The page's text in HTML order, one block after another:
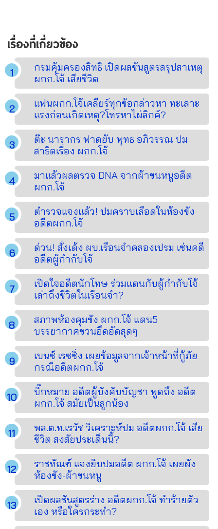
เรื่องที่เกี่ยวข้อง
กรมคุ้มครองสิทธิ เปิดผลชันสูตรสรุปสาเหตุ
ผกก.โจ้ เสียชีวิต
แฟนผกก.โจ้เคลียร์ทุกข้อกล่าวหา ทะเลาะ
แรงก่อนเกิดเหตุ?โทรหาไผ่ลิกค์?
ต๊ะ นารากร ฟาดยับ พุทธ อภิวรรณ ปม
สาธิตเรื่อง ผกก.โจ้
มาแล้วผลตรวจ DNA จากผ้าขนหนูอดีต
ผกก.โจ้
ตำรวจแจงแล้ว! ปมคราบเลือดในห้องขัง
อดีตผกก.โจ้
ด่วน! สั่งเด้ง ผบ.เรือนจำคลองเปรม เซ่นคดี
อดีตผู้กำกับโจ้
เปิดใจอดีตนักโทษ ร่วมแดนกับผู้กำกับโจ้
เล่าถึงชีวิตในเรือนจำ?
สภาพห้องคุมขัง ผกก.โจ้ แดน5
บรรยากาศชวนอึดอัดสุดๆ
เบนซ์ เรซซิ่ง เผยข้อมูลจากเจ้าหน้าที่กู้ภัย
กรณีอดีตผกก.โจ้
บิ๊กหมาย อดีตผู้บังคับบัญชา พูดถึง อดีต
ผกก.โจ้ สมัยเป็นลูกน้อง
พล.ต.ท.เรวัช วิเคราะห์ปม อดีตผกก.โจ้ เสีย
ชีวิต สงสัยประเด็นนี้?
ราชทัณฑ์ แจงยิบปมอดีต ผกก.โจ้ เผยผัง
ห้องขัง-ผ้าขนหนู
เปิดผลชันสูตรร่าง อดีตผกก.โจ้ ทำร้ายตัว
เอง หรือใครกระทำ?